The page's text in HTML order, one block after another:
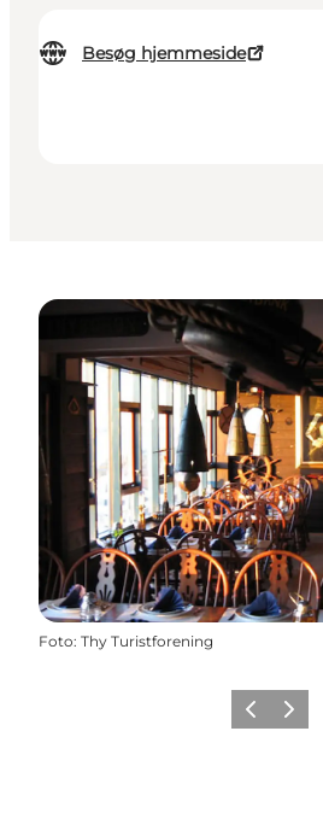
Besøg hjemmeside
Foto: Thy Turistforening
ForrigeNæste